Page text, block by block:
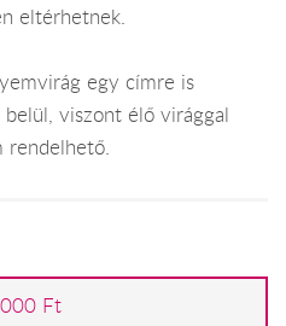
eltérhetnek.
egy címre is
viszont élő virággal
rendelhető.
Ft